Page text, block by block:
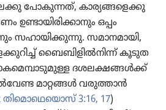
പോകു​ന്നത്‌, കാര്യ​ങ്ങ​ളെ​ക്കു​
ഉണ്ടായി​രി​ക്കാ​നും ഒപ്പം
സഹായി​ക്കു​ന്നു. സമാന​മാ​യി,
ബൈബി​ളിൽനിന്ന്‌ കൂടു​ത​
ദശലക്ഷ​ങ്ങൾക്ക്‌
മാറ്റങ്ങൾ വരുത്താൻ
തിമൊ​ഥെ​യൊസ്‌ 3:16, 17)